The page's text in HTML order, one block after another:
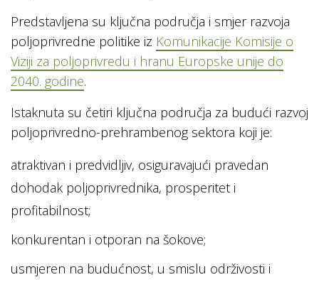
Predstavljena su ključna područja i smjer razvoja
poljoprivredne politike iz Komunikacije Komisije o
Viziji za poljoprivredu i hranu Europske unije do
2040. godine.
Istaknuta su četiri ključna područja za budući razvoj
poljoprivredno-prehrambenog sektora koji je:
atraktivan i predvidljiv, osiguravajući pravedan
dohodak poljoprivrednika, prosperitet i
profitabilnost;
konkurentan i otporan na šokove;
usmjeren na budućnost, u smislu održivosti i